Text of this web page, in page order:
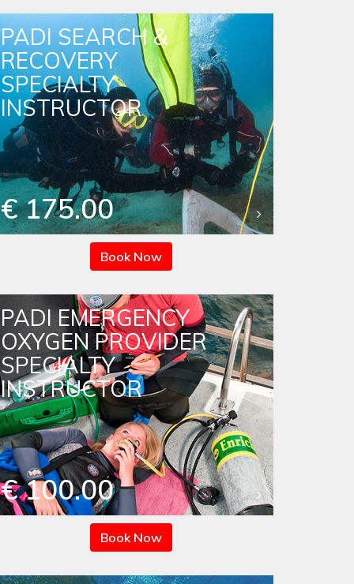
PADI SEARCH &
RECOVERY
SPECIALTY
INSTRUCTOR
€ 175.00
Book Now
PADI EMERGENCY
OXYGEN PROVIDER
SPECIALTY
INSTRUCTOR
€ 100.00
Book Now